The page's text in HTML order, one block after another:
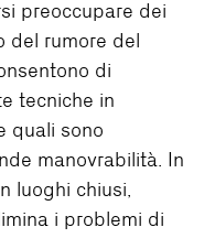
preoccupare dei
del rumore del
di
tecniche in
quali sono
manovrabilità. In
luoghi chiusi,
i problemi di